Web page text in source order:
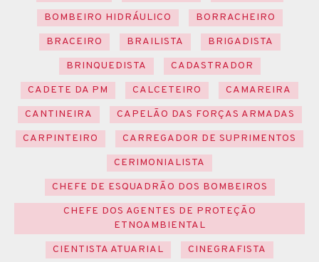
BOMBEIRO HIDRÁULICO
BORRACHEIRO
BRACEIRO
BRAILISTA
BRIGADISTA
BRINQUEDISTA
CADASTRADOR
CADETE DA PM
CALCETEIRO
CAMAREIRA
CANTINEIRA
CAPELÃO DAS FORÇAS ARMADAS
CARPINTEIRO
CARREGADOR DE SUPRIMENTOS
CERIMONIALISTA
CHEFE DE ESQUADRÃO DOS BOMBEIROS
CHEFE DOS AGENTES DE PROTEÇÃO
ETNOAMBIENTAL
CIENTISTA ATUARIAL
CINEGRAFISTA